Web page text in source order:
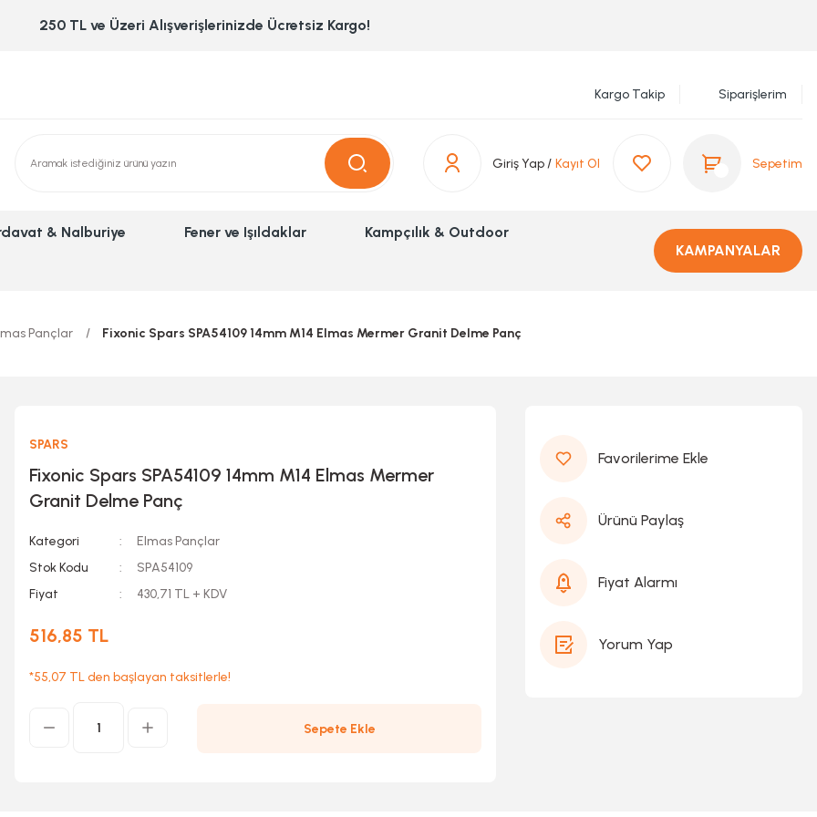
250 TL ve Üzeri Alışverişlerinizde Ücretsiz Kargo!
Kargo Takip Siparişlerim
Giriş Yap / Kayıt Ol Sepetim
& Nalburiye Fener ve Işıldaklar Kampçılık & Outdoor
KAMPANYALAR
Pançlar Fixonic Spars SPA54109 14mm M14 Elmas Mermer Granit Delme Panç
SPARS
Fixonic Spars SPA54109 14mm M14 Elmas Mermer
Granit Delme Panç
Kategori
Elmas Pançlar
Stok Kodu
SPA54109
Fiyat
430,71 TL + KDV
516,85 TL
*55,07 TL den başlayan taksitlerle!
Sepete Ekle
Ürünü Paylaş
Fiyat Alarmı
Yorum Yap